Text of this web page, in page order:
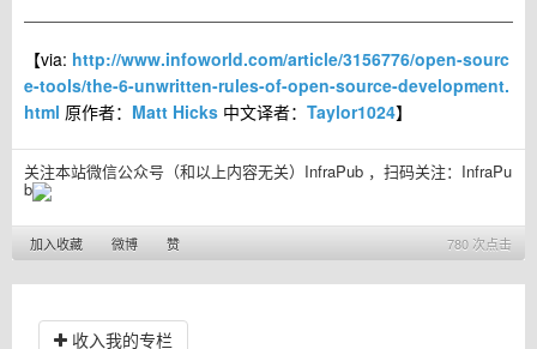
【via: http://www.infoworld.com/article/3156776/open-sourc
e-tools/the-6-unwritten-rules-of-open-source-development.
html 原作者： Matt Hicks 中文译者： Taylor1024】
关注本站微信公众号（和以上内容无关）InfraPub ，扫码关注： InfraPu
b
780 次点击
加入收藏 微博 赞
收入我的专栏